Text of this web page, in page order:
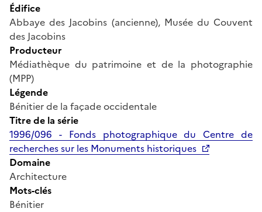
Édifice
Abbaye des Jacobins (ancienne), Musée du Couvent
des Jacobins
Producteur
Médiathèque du patrimoine et de la photographie
(MPP)
Légende
Bénitier de la façade occidentale
Titre de la série
1996/096 - Fonds photographique du Centre de
recherches sur les Monuments historiques
Domaine
Architecture
Mots-clés
Bénitier